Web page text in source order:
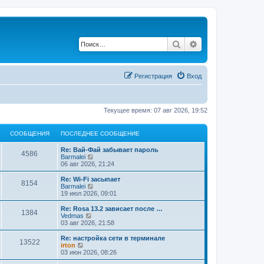
Поиск
Вход
Регистрация
Текущее время: 07 авг 2026, 19:52
СООБЩЕНИЯ ПОСЛЕДНЕЕ СООБЩЕНИЕ
4586
Re: Вай-Фай забывает пароль
Barmalei
е
р
е
т
к
п
о
с
л
е
н
е
06 авг 2026, 21:24
8154
Re: Wi-Fi засыпает
Barmalei
е
р
е
т
и
к
п
о
с
19 июл 2026, 09:01
1384
Re: Rosa 13.2 зависает после …
Vedmas
е
р
е
т
03 авг 2026, 21:58
13522
Re: настройка сети в терминале
irton
е
р
03 июн 2026, 08:26